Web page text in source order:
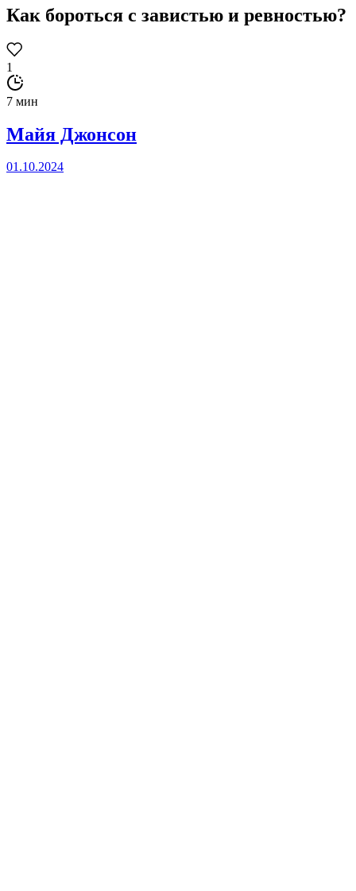
Как бороться с завистью и ревностью?
1
7 мин
Майя Джонсон
01.10.2024